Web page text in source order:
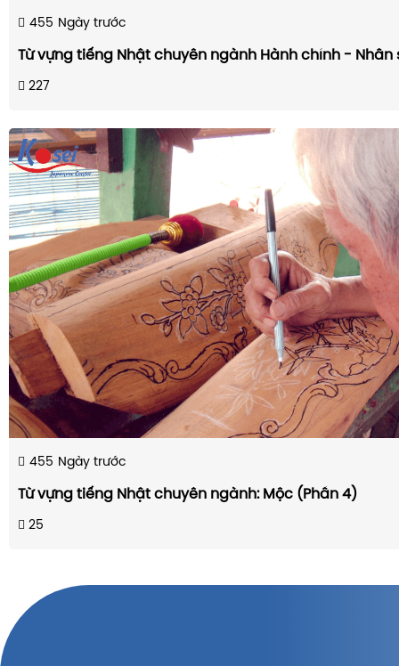
455 Ngày trước
Từ vựng tiếng Nhật chuyên ngành Hành chính - Nhân
227
455 Ngày trước
Từ vựng tiếng Nhật chuyên ngành: Mộc (Phần 4)
25